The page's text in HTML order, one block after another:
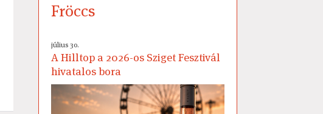
Fröccs
július 30.
A Hilltop a 2026-os Sziget Fesztivál
hivatalos bora